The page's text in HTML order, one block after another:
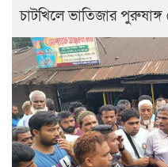
চাটখিলে ভাতিজার